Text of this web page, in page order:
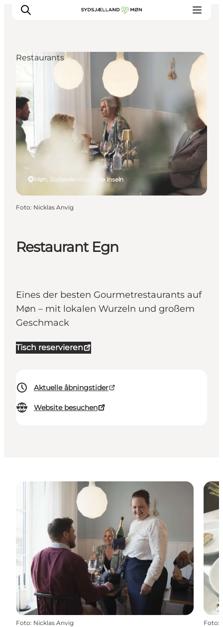
Erleben
Städte und Orte
Events
Essen
Unterkunft
Reise planen
Restaurant Egn
Eines der besten Gourmetrestaurants auf
Møn – mit lokalen Wurzeln und großem
Geschmack
Tisch reservieren
Aktuelle åbningstider
Website besuchen
Møn, Südseeland und die Inseln
Restaurants
Foto: Nicklas Anvig
Foto: Nicklas Anvig Foto: